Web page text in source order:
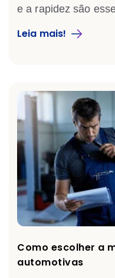
e a rapidez são
Leia mais!
Como escolher a
automotivas